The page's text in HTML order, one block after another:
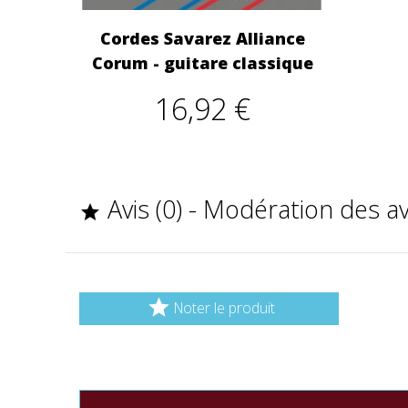
Cordes Savarez Alliance
Corum - guitare classique
16,92 €
 Avis (0) - Modération des
 Noter le produit